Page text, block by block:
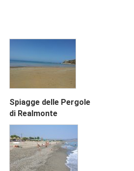
Spiagge delle Pergole
di Realmonte